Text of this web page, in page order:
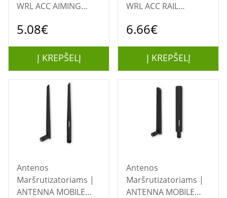
WRL ACC AIMING
MIKROTIK
5.08€
Į KREPŠELĮ
WRL ACC RAIL
TELTONIKA
6.66€
Į KREPŠELĮ
Antenos
Maršrutizatoriams |
ANTENNA MOBILE
Antenos
Maršrutizatoriams |
ANTENNA MOBILE